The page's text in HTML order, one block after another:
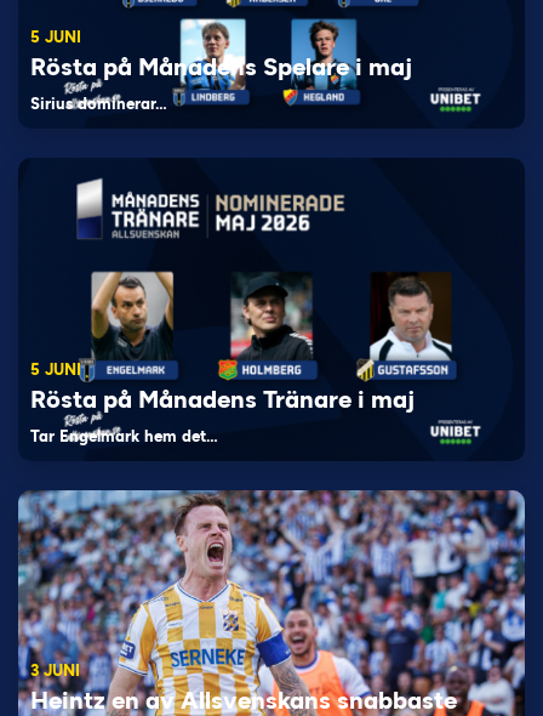
5 JUNI
Rösta på Månadens Spelare i maj
Sirius dominerar…
5 JUNI
Rösta på Månadens Tränare i maj
Tar Engelmark hem det…
3 JUNI
Heintz en av Allsvenskans snabbaste